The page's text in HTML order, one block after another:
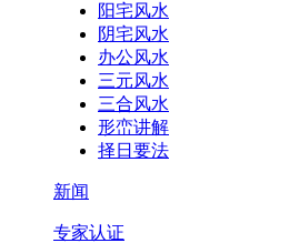
阳宅风水
阴宅风水
办公风水
三元风水
三合风水
形峦讲解
择日要法
新闻
专家认证